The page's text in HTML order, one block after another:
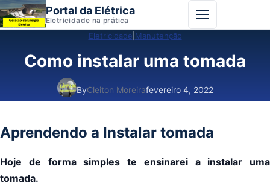
Portal da Elétrica
Eletricidade na prática Abrir menu
Eletricidade Manutenção
Como instalar uma tomada
ByCleiton Moreirafevereiro 4, 2022
Aprendendo a Instalar tomada
Hoje de forma simples te ensinarei a instalar uma
tomada.